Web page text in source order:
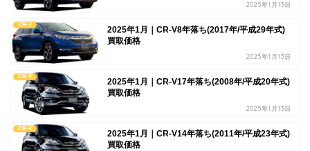
2025年1月13日
CR-V
2025年1月｜CR-V8年落ち(2017年/平成29年式)
買取価格
2025年1月13日
CR-V
2025年1月｜CR-V17年落ち(2008年/平成20年式)
買取価格
2025年1月13日
CR-V
2025年1月｜CR-V14年落ち(2011年/平成23年式)
買取価格